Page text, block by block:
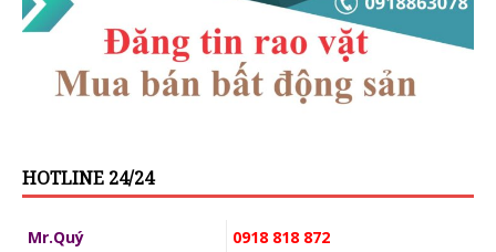
HOTLINE 24/24
Mr.Quý 0918 818 872